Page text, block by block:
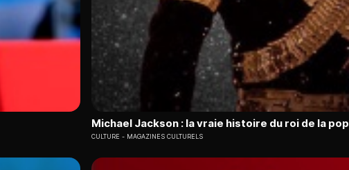
Michael Jackson : la vraie histoire du roi de la pop
CULTURE MAGAZINES CULTURELS